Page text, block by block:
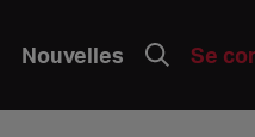
Nouvelles Se